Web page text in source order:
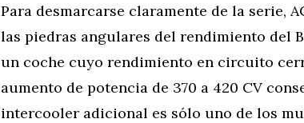
Para desmarcarse claramente de la serie,
las piedras angulares del rendimiento del
un coche cuyo rendimiento en circuito
aumento de potencia de 370 a 420 CV
intercooler adicional es sólo uno de los